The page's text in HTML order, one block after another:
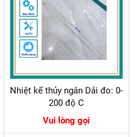
Nhiệt kế thủy ngân Dải đo: 0-
200 độ C
Vui lòng gọi